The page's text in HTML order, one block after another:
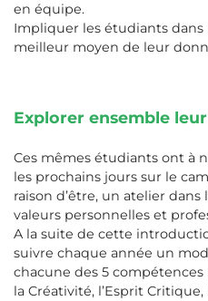
en équipe.
Impliquer les étudiants
meilleur moyen de leur
Explorer ensemble
Ces mêmes étudiants ont à
les prochains jours sur le
raison d’être, un atelier
valeurs personnelles et
A la suite de cette
suivre chaque année un
chacune des 5
la Créativité, l’Esprit